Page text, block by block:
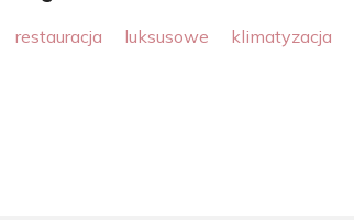
restauracja luksusowe klimatyzacja